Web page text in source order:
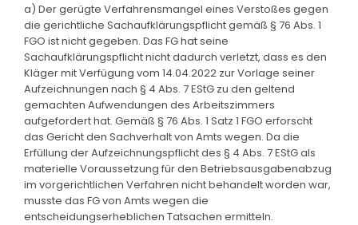
a) Der gerügte Verfahrensmangel eines Verstoßes gegen
die gerichtliche Sachaufklärungspflicht gemäß § 76 Abs. 1
FGO ist nicht gegeben. Das FG hat seine
Sachaufklärungspflicht nicht dadurch verletzt, dass es den
Kläger mit Verfügung vom 14.04.2022 zur Vorlage seiner
Aufzeichnungen nach § 4 Abs. 7 EStG zu den geltend
gemachten Aufwendungen des Arbeitszimmers
aufgefordert hat. Gemäß § 76 Abs. 1 Satz 1 FGO erforscht
das Gericht den Sachverhalt von Amts wegen. Da die
Erfüllung der Aufzeichnungspflicht des § 4 Abs. 7 EStG als
materielle Voraussetzung für den Betriebsausgabenabzug
im vorgerichtlichen Verfahren nicht behandelt worden war,
musste das FG von Amts wegen die
entscheidungserheblichen Tatsachen ermitteln.